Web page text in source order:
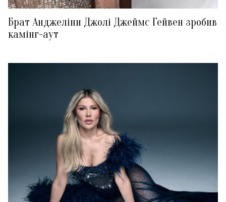
Брат Анджеліни Джолі Джеймс Гейвен зробив
камінг-аут